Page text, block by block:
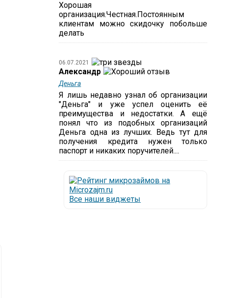
Хорошая
организация.Честная.Постоянным
клиентам можно скидочку побольше
делать
06.07.2021
Александр
Деньга
Я лишь недавно узнал об организации
"Деньга" и уже успел оценить её
преимущества и недостатки. А ещё
понял что из подобных организаций
Деньга одна из лучших. Ведь тут для
получения кредита нужен только
паспорт и никаких поручителей....
Все наши виджеты